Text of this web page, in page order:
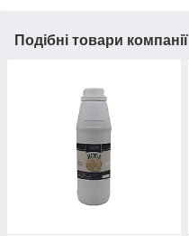
Подібні товари компанії